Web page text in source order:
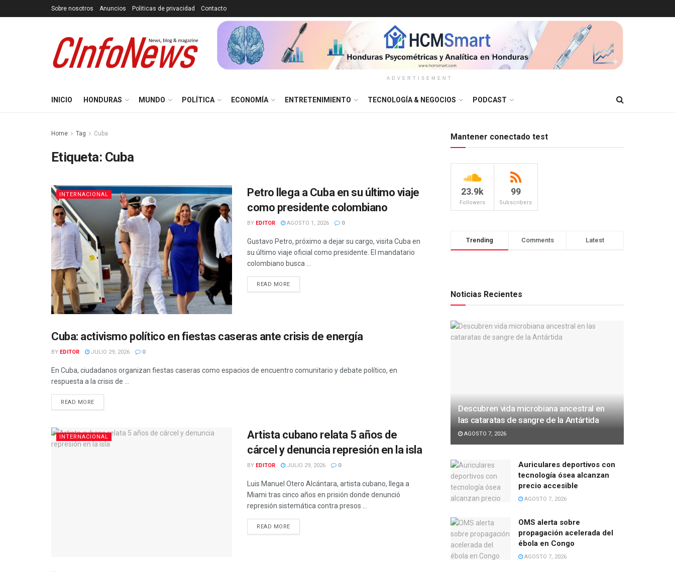
Sobre nosotros Anuncios Politicas de privacidad Contacto
ADVERTISEMENT
INICIO HONDURAS MUNDO POLÍTICA ECONOMÍA ENTRETENIMIENTO TECNOLOGÍA & NEGOCIOS PODCAST
Home Tag Cuba
Etiqueta: Cuba
INTERNACIONAL
Petro llega a Cuba en su último viaje
como presidente colombiano
BY EDITOR AGOSTO 1, 2026 0
Gustavo Petro, próximo a dejar su cargo, visita Cuba en
su último viaje oficial como presidente. El mandatario
colombiano busca ...
READ MORE
INTERNACIONAL
Cuba: activismo político en fiestas caseras ante crisis de energía
BY EDITOR JULIO 29, 2026 0
En Cuba, ciudadanos organizan fiestas caseras como espacios de encuentro comunitario y debate político, en
respuesta a la crisis de ...
READ MORE
INTERNACIONAL
Artista cubano relata 5 años de
cárcel y denuncia represión en la isla
BY EDITOR JULIO 29, 2026 0
Luis Manuel Otero Alcántara, artista cubano, llega a
Miami tras cinco años en prisión donde denunció
represión sistemática contra presos ...
READ MORE
Mantener conectado test
23.9k
Followers
99
Subscribers
Trending Comments Latest
Noticias Recientes
Descubren vida microbiana ancestral en
las cataratas de sangre de la Antártida
AGOSTO 7, 2026
Auriculares deportivos con
tecnología ósea alcanzan
precio accesible
AGOSTO 7, 2026
OMS alerta sobre
propagación acelerada del
ébola en Congo
AGOSTO 7, 2026